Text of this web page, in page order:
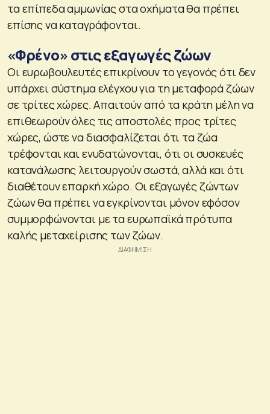
τα επίπεδα αμμωνίας στα οχήματα θα πρέπει
επίσης να καταγράφονται.
«Φρένο» στις εξαγωγές ζώων
Οι ευρωβουλευτές επικρίνουν το γεγονός ότι δεν
υπάρχει σύστημα ελέγχου για τη μεταφορά ζώων
σε τρίτες χώρες. Απαιτούν από τα κράτη μέλη να
επιθεωρούν όλες τις αποστολές προς τρίτες
χώρες, ώστε να διασφαλίζεται ότι τα ζώα
τρέφονται και ενυδατώνονται, ότι οι συσκευές
κατανάλωσης λειτουργούν σωστά, αλλά και ότι
διαθέτουν επαρκή χώρο. Οι εξαγωγές ζώντων
ζώων θα πρέπει να εγκρίνονται μόνον εφόσον
συμμορφώνονται με τα ευρωπαϊκά πρότυπα
καλής μεταχείρισης των ζώων.